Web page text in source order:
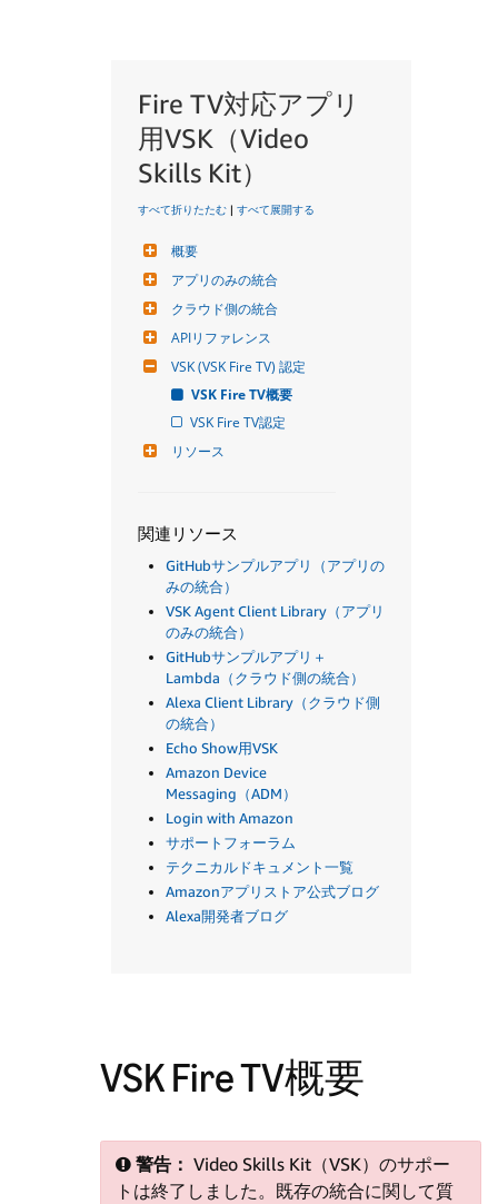
Fire TV対応アプリ
用VSK（Video
Skills Kit）
すべて折りたたむ | すべて展開する
概要
アプリのみの統合
クラウド側の統合
APIリファレンス
VSK (VSK Fire TV) 認定
VSK Fire TV概要
VSK Fire TV認定
リソース
関連リソース
GitHubサンプルアプリ（アプリの
みの統合）
VSK Agent Client Library（アプリ
のみの統合）
GitHubサンプルアプリ＋
Lambda（クラウド側の統合）
Alexa Client Library（クラウド側
の統合）
Echo Show用VSK
Amazon Device
Messaging（ADM）
Login with Amazon
サポートフォーラム
テクニカルドキュメント一覧
Amazonアプリストア公式ブログ
Alexa開発者ブログ
VSK Fire TV概要
警告： Video Skills Kit（VSK）のサポー
トは終了しました。既存の統合に関して質